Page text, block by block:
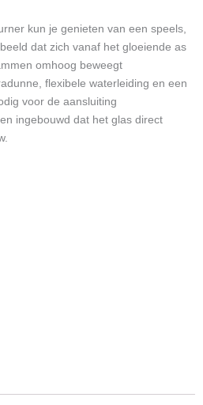
kun je genieten van een speels,
dat zich vanaf het gloeiende as
omhoog beweegt
flexibele waterleiding en een
voor de aansluiting
ingebouwd dat het glas direct